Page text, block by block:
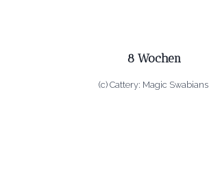
8 Wochen
(c) Cattery: Magic Swabians